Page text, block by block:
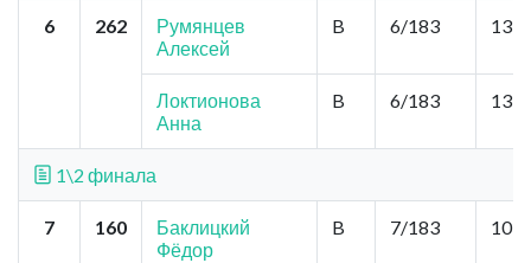
6 262
Румянцев
Алексей
B 6/183 13,0
Локтионова
Анна
B 6/183 13,0
1\2 финала
7 160
Баклицкий
Фёдор
B 7/183 10,4